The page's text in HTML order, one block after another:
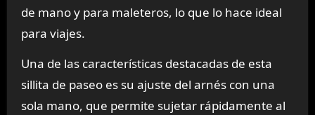
de mano y para maleteros, lo que lo hace ideal
para viajes.
Una de las características destacadas de esta
sillita de paseo es su ajuste del arnés con una
sola mano, que permite sujetar rápidamente al